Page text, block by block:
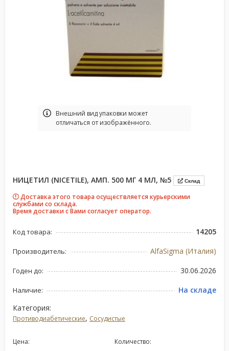
Bнешний вид упаковки может
отличаться от изображённого.
НИЦЕТИЛ (NICETILE), АМП. 500 МГ 4 МЛ, №5 Склад
Доставка этого товара осуществляется курьерскими
службами со склада.
Время доставки с Вами согласует оператор.
Код товара: 14205
Производитель: AlfaSigma (Италия)
Годен до: 30.06.2026
Наличие:
На складе
Категория:
Противодиабетические, Сосудистые
Цена: Количество: